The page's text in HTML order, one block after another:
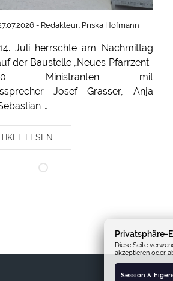
- Redakteur: Priska Hofmann
Juli herrschte am Nachmittag
der Baustelle „Neues Pfarrzent-
Ministranten mit
Josef Grasser, Anja
…
LESEN
Privatsphäre-
Diese Seite
akzeptieren oder
Session &